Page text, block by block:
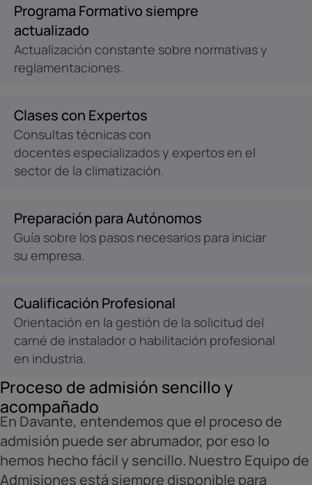
Programa Formativo siempre
actualizado
Actualización constante sobre normativas y
reglamentaciones.
Clases con Expertos
Consultas técnicas con
docentes especializados y expertos en el
sector de la climatización.
Preparación para Autónomos
Guía sobre los pasos necesarios para iniciar
su empresa.
Cualificación Profesional
Orientación en la gestión de la solicitud del
carné de instalador o habilitación profesional
en industria.
Proceso de admisión sencillo y
acompañado
En Davante, entendemos que el proceso de
admisión puede ser abrumador, por eso lo
hemos hecho fácil y sencillo. Nuestro Equipo de
Admisiones está siempre disponible para